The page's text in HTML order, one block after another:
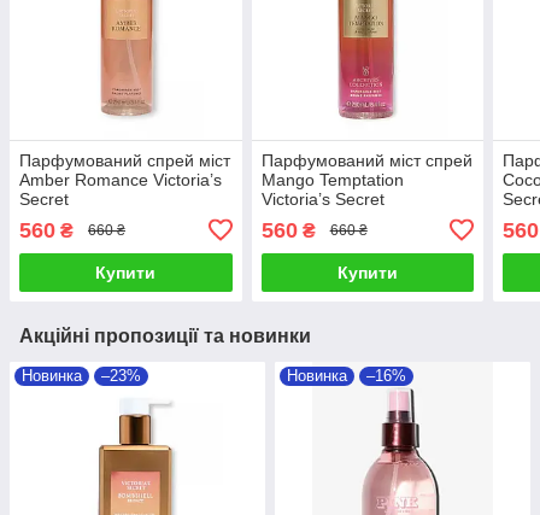
Парфумований спрей міст
Amber Romance Victoria’s
Secret
560 ₴ 660 ₴
Купити
Парфумований міст спрей
Mango Temptation
Victoria’s Secret
560₴ 660 ₴
Купити
560
Акційні пропозиції та новинки
Новинка –23% Новинка –16%